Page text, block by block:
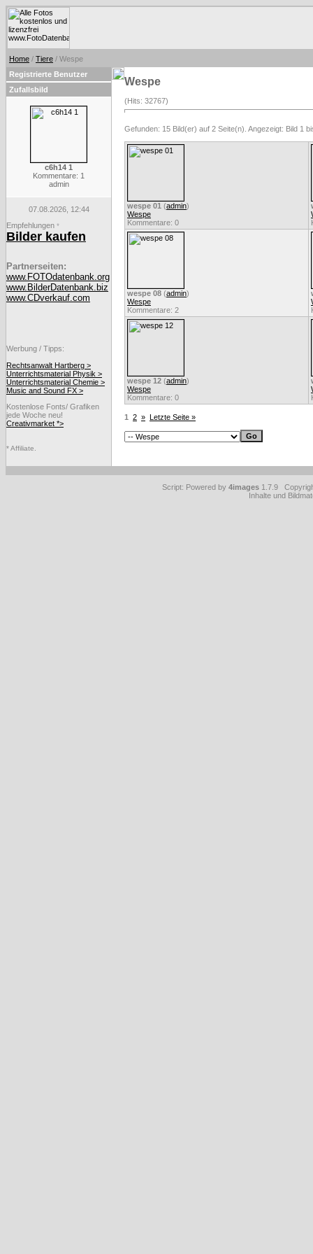
Home / Tiere / Wespe
Registrierte Benutzer
Zufallsbild
c6h14 1
Kommentare: 1
admin
07.08.2026, 12:44
Empfehlungen *
Bilder kaufen
Partnerseiten:
www.FOTOdatenbank.org
www.BilderDatenbank.biz
www.CDverkauf.com
Werbung / Tipps:
Rechtsanwalt Hartberg >
Unterrichtsmaterial Physik >
Unterrichtsmaterial Chemie >
Music and Sound FX >
Kostenlose Fonts/ Grafiken
jede Woche neu!
Creativmarket *>
* Affiliate.
Wespe
(Hits: 32767)
Gefunden: 15 Bild(er) auf 2 Seite(n). Angezeigt: Bild 1
wespe 01 (admin)
Wespe
Kommentare: 0
wespe 08 (admin)
Wespe
Kommentare: 2
wespe 12 (admin)
Wespe
Kommentare: 0
1 2 » Letzte Seite »
Script: Powered by 4images 1.7.9
Inhalte und